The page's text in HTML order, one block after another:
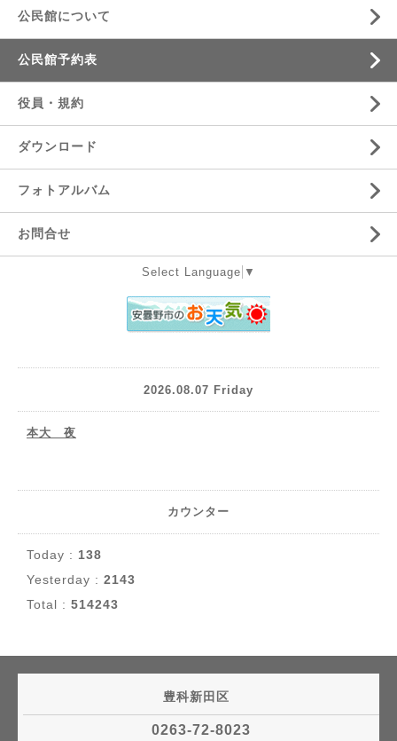
公民館について
公民館予約表
役員・規約
ダウンロード
フォトアルバム
お問合せ
Select Language ▼
2026.08.07 Friday
本大 夜
カウンター
Today : 138
Yesterday : 2143
Total : 514243
豊科新田区
0263-72-8023